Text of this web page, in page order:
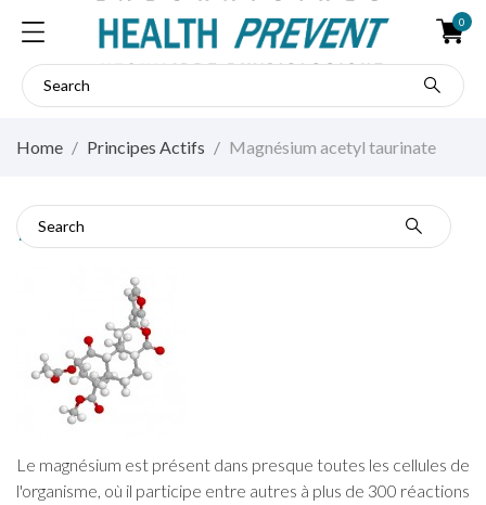
0
Home Principes Actifs Magnésium acetyl taurinate
Magnésium acetyl taurinate
Le magnésium est présent dans presque toutes les cellules de
l'organisme, où il participe entre autres à plus de 300 réactions